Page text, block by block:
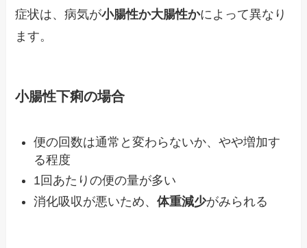
症状は、病気が小腸性か大腸性かによって異なり
ます。
小腸性下痢の場合
便の回数は通常と変わらないか、やや増加す
る程度
1回あたりの便の量が多い
消化吸収が悪いため、体重減少がみられる